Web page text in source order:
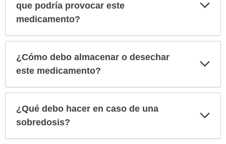
que podría provocar este
medicamento?
¿Cómo debo almacenar o desechar
este medicamento?
¿Qué debo hacer en caso de una
sobredosis?